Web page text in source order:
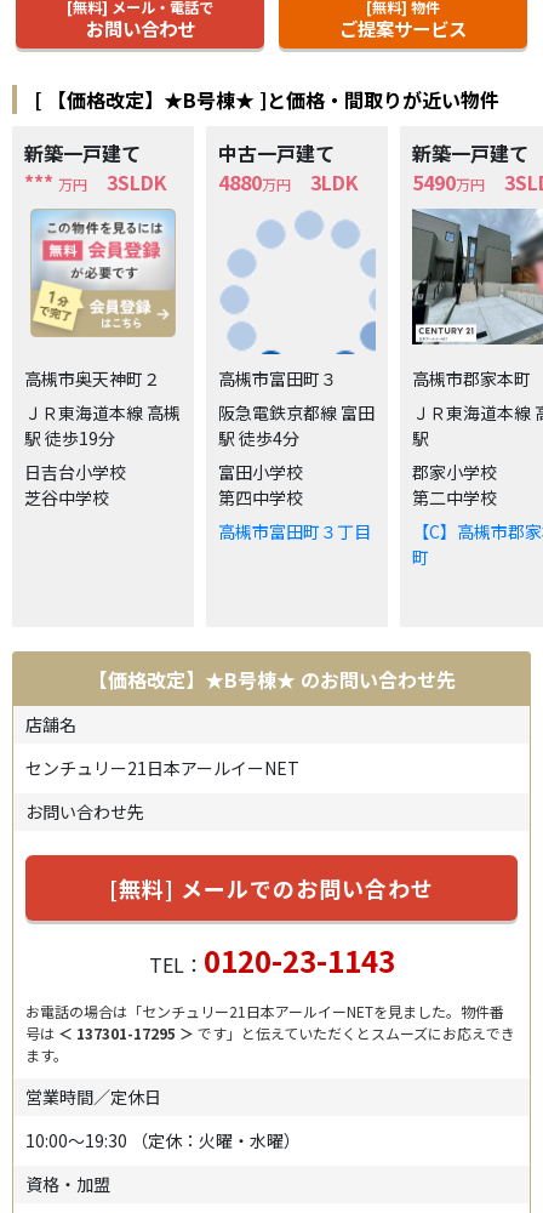
[無料] メール・電話で
お問い合わせ
[無料] 物件
ご提案サービス
[ 【価格改定】★B号棟★ ]と価格・間取りが近い物件
新築一戸建て
*** 万円 3SLDK
高槻市奥天神町２
ＪＲ東海道本線 高槻
駅 徒歩19分
日吉台小学校
芝谷中学校
中古一戸建て
4880万円 3LDK
高槻市富田町３
阪急電鉄京都線 富田
駅 徒歩4分
富田小学校
第四中学校
高槻市富田町３丁目
新築一戸建て
5490万円
高槻市郡家本町
ＪＲ東海道本線
駅
郡家小学校
第二中学校
【C】高槻市郡
町
【価格改定】★B号棟★ のお問い合わせ先
店舗名
センチュリー21日本アールイーNET
お問い合わせ先
[無料] メールでのお問い合わせ
TEL： 0120-23-1143
お電話の場合は「センチュリー21日本アールイーNETを見ました。物件番
号は ＜ 137301-17295 ＞ です」と伝えていただくとスムーズにお応えでき
ます。
営業時間／定休日
10:00～19:30
（定休：火曜・水曜）
資格・加盟